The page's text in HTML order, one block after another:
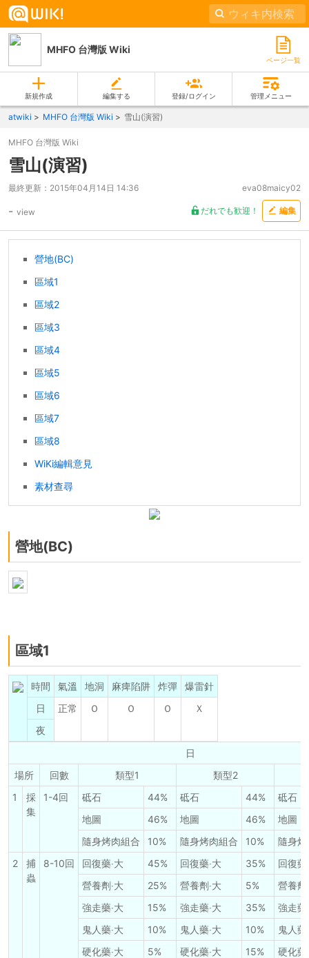
MHFO 台灣版 Wiki
ページ一覧
新規作成 編集する 登録/ログイン 管理メニュー
atwiki MHFO 台灣版 Wiki 雪山(演習)
MHFO 台灣版 Wiki
雪山(演習)
最終更新： 2015年04月14日 14:36 eva08maicy02
- view だれでも歓迎！ 編集
營地(BC)
區域1
區域2
區域3
區域4
區域5
區域6
區域7
區域8
WiKi編輯意見
素材查尋
營地(BC)
區域1
時間 氣溫 地洞 麻痺陷阱 炸彈
爆雷針
日
正常 Ｏ Ｏ Ｏ
Ｘ
夜
日
場所
回數 類型1
類型2
1
採
集
1-4回 砥石 44% 砥石 44%
砥石
地圖
46% 地圖 46%
地圖
隨身烤肉組合
10% 隨身烤肉組合 10%
隨身
2
捕
蟲
8-10回 回復藥‧大 45% 回復藥‧大 35%
回復藥
營養劑‧大
25% 營養劑‧大 5%
營養劑
強走藥‧大
15% 強走藥‧大 35%
強走藥
鬼人藥‧大
10% 鬼人藥‧大 10%
鬼人藥
硬化藥‧大
5% 硬化藥‧大 15%
硬化藥